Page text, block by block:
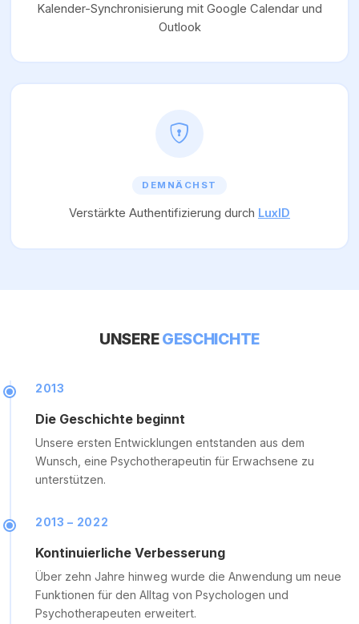
Kalender-Synchronisierung mit Google Calendar und
Outlook
DEMNÄCHST
Verstärkte Authentifizierung durch LuxID
UNSEREGESCHICHTE
2013
Die Geschichte beginnt
Unsere ersten Entwicklungen entstanden aus dem
Wunsch, eine Psychotherapeutin für Erwachsene zu
unterstützen.
2013 – 2022
Kontinuierliche Verbesserung
Über zehn Jahre hinweg wurde die Anwendung um neue
Funktionen für den Alltag von Psychologen und
Psychotherapeuten erweitert.